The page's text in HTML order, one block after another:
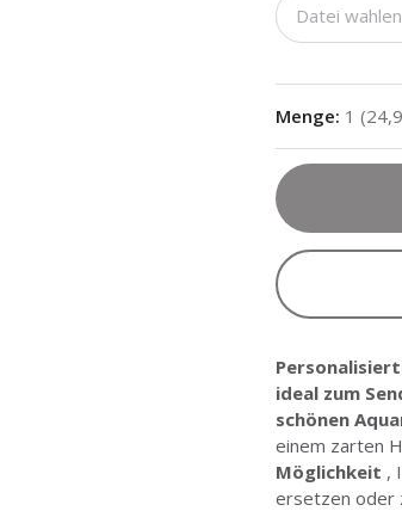
Datei wahlen
Menge: 1 (
ideal zum
schönen
einem zarten
Möglichkeit ,
ersetzen oder